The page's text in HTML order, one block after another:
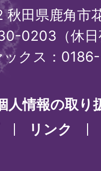
田県鹿角市
0203（休
ックス：
人情報の取り
リンク